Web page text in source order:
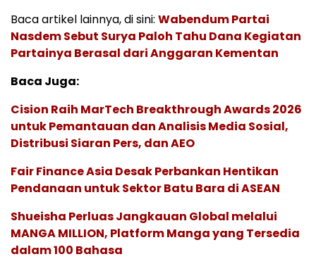
Baca artikel lainnya, di sini: Wabendum Partai
Nasdem Sebut Surya Paloh Tahu Dana Kegiatan
Partainya Berasal dari Anggaran Kementan
Baca Juga:
Cision Raih MarTech Breakthrough Awards 2026
untuk Pemantauan dan Analisis Media Sosial,
Distribusi Siaran Pers, dan AEO
Fair Finance Asia Desak Perbankan Hentikan
Pendanaan untuk Sektor Batu Bara di ASEAN
Shueisha Perluas Jangkauan Global melalui
MANGA MILLION, Platform Manga yang Tersedia
dalam 100 Bahasa